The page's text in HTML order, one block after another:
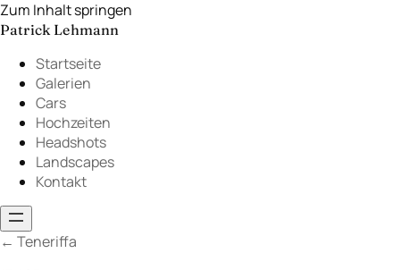
Zum Inhalt springen
Patrick Lehmann
Startseite
Galerien
Cars
Hochzeiten
Headshots
Landscapes
Kontakt
← Teneriffa